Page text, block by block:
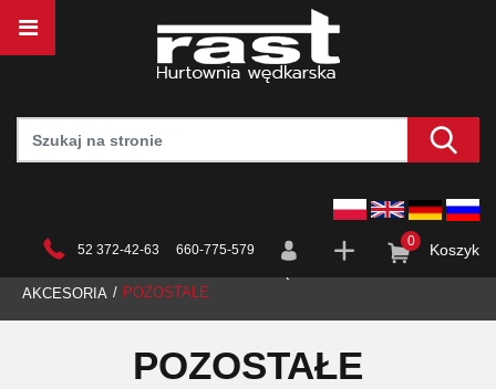
52 372-42-63 660-775-579
0 Koszyk
AKCESORIA
POZOSTAŁE
POZOSTAŁE